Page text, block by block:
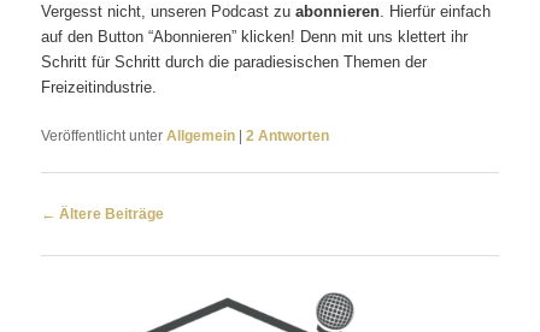
Vergesst nicht, unseren Podcast zuabonnieren . Hierfür einfach
auf den Button “Abonnieren” klicken! Denn mit uns klettert ihr
Schritt für Schritt durch die paradiesischen Themen der
Freizeitindustrie.
Veröffentlicht unter Allgemein |2 Antworten
Beitragsnavigation
← Ältere Beiträge